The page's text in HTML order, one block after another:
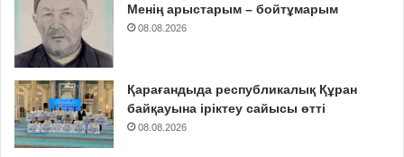
Менің арыстарым – бойтұмарым
08.08.2026
Қарағандыда республикалық Құран
байқауына іріктеу сайысы өтті
08.08.2026